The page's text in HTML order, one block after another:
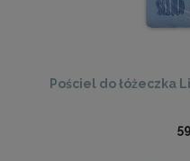
Pościel do łóżeczka